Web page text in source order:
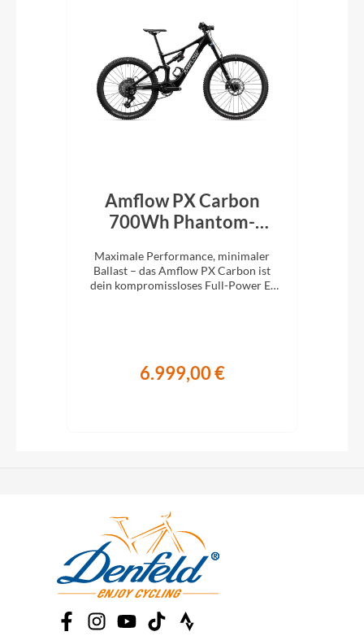
Amflow PX Carbon
700Wh Phantom-
Maximale Performance, minimaler
Ballast – das Amflow PX Carbon ist
dein kompromissloses Full-Power E-
6.999,00 €